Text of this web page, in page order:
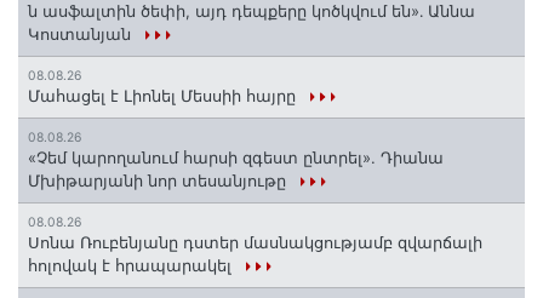
ն ասֆալտին ծեփի, այդ դեպքերը կոծկվում են»․ Աննա
Կոստանյան
08.08.26
Մահացել է Լիոնել Մեսսիի հայրը
08.08.26
«Չեմ կարողանում հարսի զգեստ ընտրել». Դիանա
Մխիթարյանի նոր տեսանյութը
08.08.26
Սոնա Ռուբենյանը դստեր մասնակցությամբ զվարճալի
հոլովակ է հրապարակել